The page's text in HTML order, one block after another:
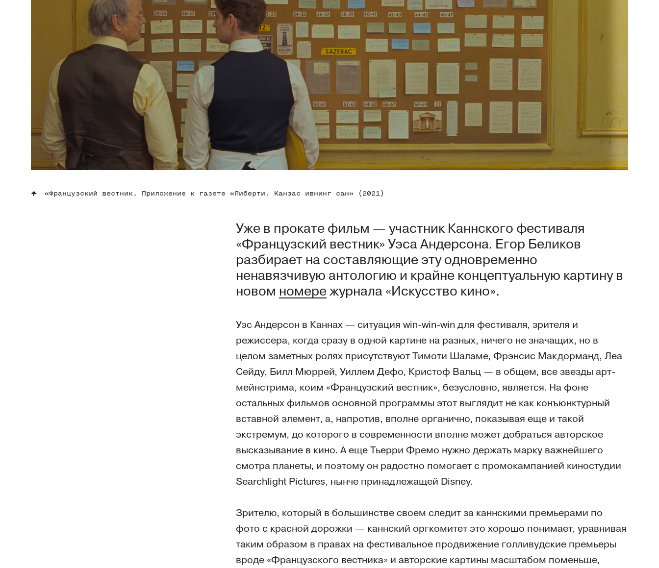
«Французский вестник. Приложение к газете «Либерти. Канзас ивнинг сан» (2021)
Уже в прокате фильм — участник Каннского фестиваля
«Французский вестник» Уэса Андерсона. Егор Беликов
разбирает на составляющие эту одновременно
ненавязчивую антологию и крайне концептуальную картину в
новом номережурнала «Искусство кино».
Уэс Андерсон в Каннах — ситуация win-win-win для фестиваля, зрителя и
режиссера, когда сразу в одной картине на разных, ничего не значащих, но в
целом заметных ролях присутствуют Тимоти Шаламе, Фрэнсис Макдорманд, Леа
Сейду, Билл Мюррей, Уиллем Дефо, Кристоф Вальц — в общем, все звезды арт-
мейнстрима, коим «Французский вестник», безусловно, является. На фоне
остальных фильмов основной программы этот выглядит не как конъюнктурный
вставной элемент, а, напротив, вполне органично, показывая еще и такой
экстремум, до которого в современности вполне может добраться авторское
высказывание в кино. А еще Тьерри Фремо нужно держать марку важнейшего
смотра планеты, и поэтому он радостно помогает с промокампанией киностудии
Searchlight Pictures, нынче принадлежащей Disney.
Зрителю, который в большинстве своем следит за каннскими премьерами по
фото с красной дорожки — каннский оргкомитет это хорошо понимает, уравнивая
таким образом в правах на фестивальное продвижение голливудские премьеры
вроде «Французского вестника» и авторские картины масштабом поменьше,